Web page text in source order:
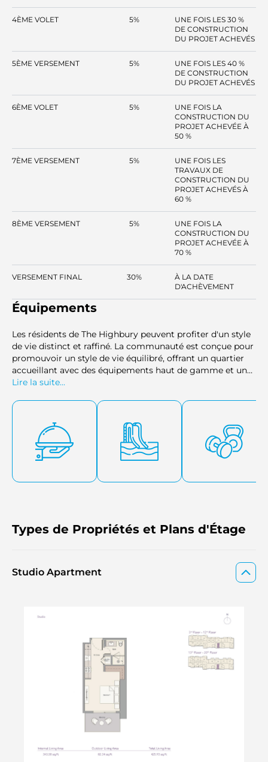
4ÈME VOLET 5%
UNE FOIS LES 30 %
DE CONSTRUCTION
DU PROJET ACHEVÉS
5ÈME VERSEMENT 5%
UNE FOIS LES 40 %
DE CONSTRUCTION
DU PROJET ACHEVÉS
6ÈME VOLET 5%
UNE FOIS LA
CONSTRUCTION DU
PROJET ACHEVÉE À
50 %
7ÈME VERSEMENT 5%
UNE FOIS LES
TRAVAUX DE
CONSTRUCTION DU
PROJET ACHEVÉS À
60 %
8ÈME VERSEMENT 5%
UNE FOIS LA
CONSTRUCTION DU
PROJET ACHEVÉE À
70 %
VERSEMENT FINAL 30%
À LA DATE
D'ACHÈVEMENT
Équipements
Les résidents de The Highbury peuvent profiter d'un style
de vie distinct et raffiné. La communauté est conçue pour
promouvoir un style de vie équilibré, offrant un quartier
accueillant avec des équipements haut de gamme et un
environnement social dynamique. Son emplacement
destinations de Dubaï, ce qui en fait un choix idéal pour
Lire la suite...
Types de Propriétés et Plans d'Étage
Studio Apartment